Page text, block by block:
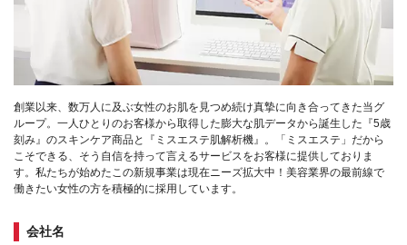
創業以来、数万人に及ぶ女性のお肌を見つめ続け真摯に向き合ってきた当グ
ループ。一人ひとりのお客様から取得した膨大な肌データから誕生した『5歳
刻み』のスキンケア商品と『ミスエステ肌解析機』。「ミスエステ」だから
こそできる、そう自信を持って言えるサービスをお客様に提供しておりま
す。私たちが始めたこの新規事業は現在ニーズ拡大中！美容業界の最前線で
働きたい女性の方を積極的に採用しています。
会社名